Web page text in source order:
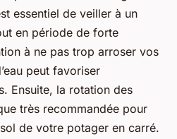
essentiel de veiller à un
en période de forte
à ne pas trop arroser vos
peut favoriser
Ensuite, la rotation des
très recommandée pour
de votre potager en carré.